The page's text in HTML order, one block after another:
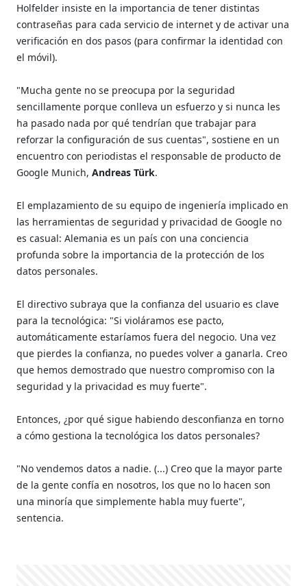
Holfelder insiste en la importancia de tener distintas
contraseñas para cada servicio de internet y de activar una
verificación en dos pasos (para confirmar la identidad con
el móvil).
"Mucha gente no se preocupa por la seguridad
sencillamente porque conlleva un esfuerzo y si nunca les
ha pasado nada por qué tendrían que trabajar para
reforzar la configuración de sus cuentas", sostiene en un
encuentro con periodistas el responsable de producto de
Google Munich,Andreas Türk.
El emplazamiento de su equipo de ingeniería implicado en
las herramientas de seguridad y privacidad de Google no
es casual: Alemania es un país con una conciencia
profunda sobre la importancia de la protección de los
datos personales.
El directivo subraya que la confianza del usuario es clave
para la tecnológica: "Si violáramos ese pacto,
automáticamente estaríamos fuera del negocio. Una vez
que pierdes la confianza, no puedes volver a ganarla. Creo
que hemos demostrado que nuestro compromiso con la
seguridad y la privacidad es muy fuerte".
Entonces, ¿por qué sigue habiendo desconfianza en torno
a cómo gestiona la tecnológica los datos personales?
"No vendemos datos a nadie. (...) Creo que la mayor parte
de la gente confía en nosotros, los que no lo hacen son
una minoría que simplemente habla muy fuerte",
sentencia.